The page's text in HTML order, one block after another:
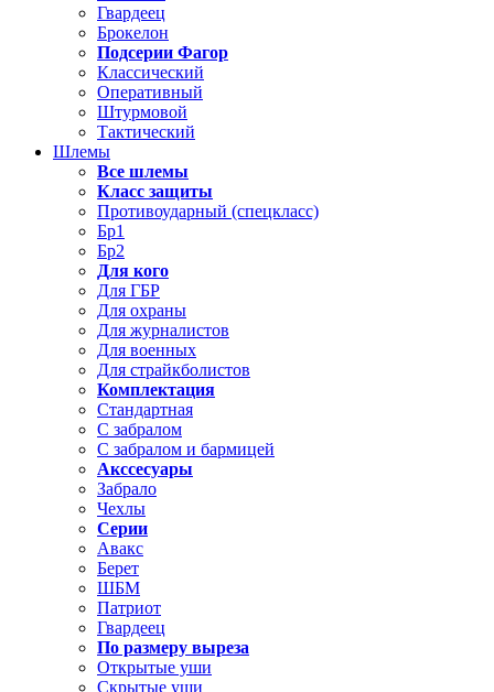
Гвардеец
Брокелон
Подсерии Фагор
Классический
Оперативный
Штурмовой
Тактический
Шлемы
Все шлемы
Класс защиты
Противоударный (спецкласс)
Бр1
Бр2
Для кого
Для ГБР
Для охраны
Для журналистов
Для военных
Для страйкболистов
Комплектация
Стандартная
С забралом
С забралом и бармицей
Акссесуары
Забрало
Чехлы
Серии
Авакс
Берет
ШБМ
Патриот
Гвардеец
По размеру выреза
Открытые уши
Скрытые уши